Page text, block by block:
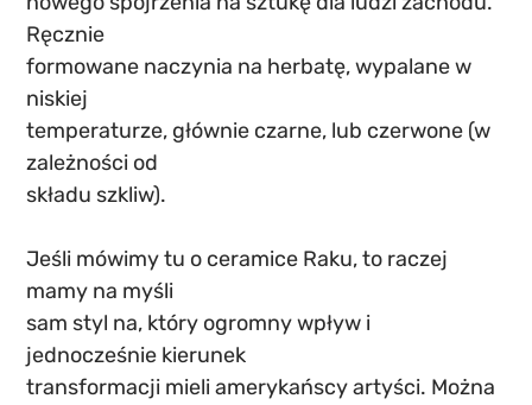
Ręcznie
formowane naczynia na herbatę, wypalane w
niskiej
temperaturze, głównie czarne, lub czerwone (w
zależności od
składu szkliw).
Jeśli mówimy tu o ceramice Raku, to raczej
mamy na myśli
sam styl na, który ogromny wpływ i
jednocześnie kierunek
transformacji mieli amerykańscy artyści. Można